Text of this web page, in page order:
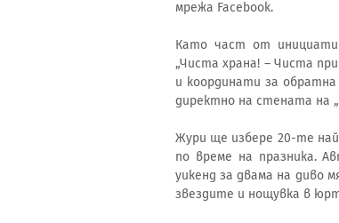
мрежа Facebook.
Като част от
„Чиста храна! – Чиста
и координати за
директно на стената на
Жури ще избере 20-те
по време на празника.
уикенд за двама на диво
звездите и нощувка в